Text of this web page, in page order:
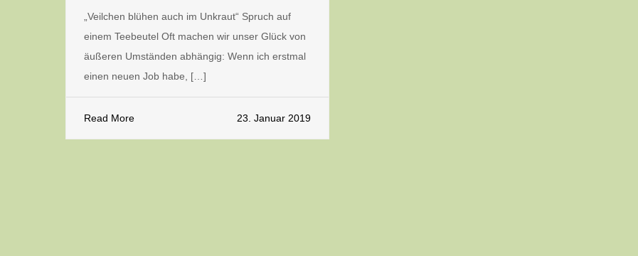
„Veilchen blühen auch im Unkraut“ Spruch auf
einem Teebeutel Oft machen wir unser Glück von
äußeren Umständen abhängig: Wenn ich erstmal
einen neuen Job habe, […]
Read More 23. Januar 2019